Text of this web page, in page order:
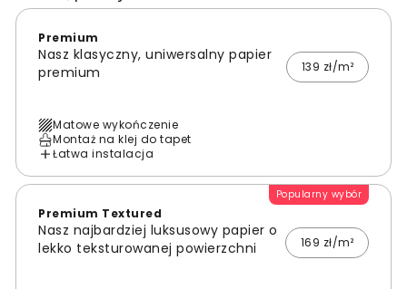
Premium
Nasz klasyczny, uniwersalny papier
premium
139 zł/m²
Matowe wykończenie
Montaż na klej do tapet
Łatwa instalacja
Popularny wybór
Premium Textured
Nasz najbardziej luksusowy papier o
lekko teksturowanej powierzchni
169 zł/m²